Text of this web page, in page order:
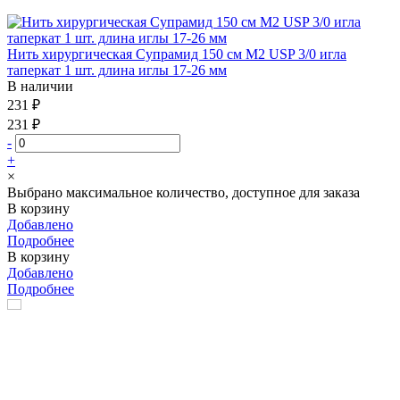
Нить хирургическая Супрамид 150 см М2 USP 3/0 игла
таперкат 1 шт. длина иглы 17-26 мм
В наличии
231 ₽
231 ₽
-
+
×
Выбрано максимальное количество, доступное для заказа
В корзину
Добавлено
Подробнее
В корзину
Добавлено
Подробнее